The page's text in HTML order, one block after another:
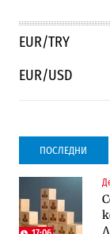
EUR/TRY
EUR/USD
ПОСЛЕДНИ